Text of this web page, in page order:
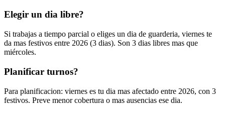
Elegir un dia libre?
Si trabajas a tiempo parcial o eliges un dia de guarderia, viernes te
da mas festivos entre 2026 (3 dias). Son 3 dias libres mas que
miércoles.
Planificar turnos?
Para planificacion: viernes es tu dia mas afectado entre 2026, con 3
festivos. Preve menor cobertura o mas ausencias ese dia.